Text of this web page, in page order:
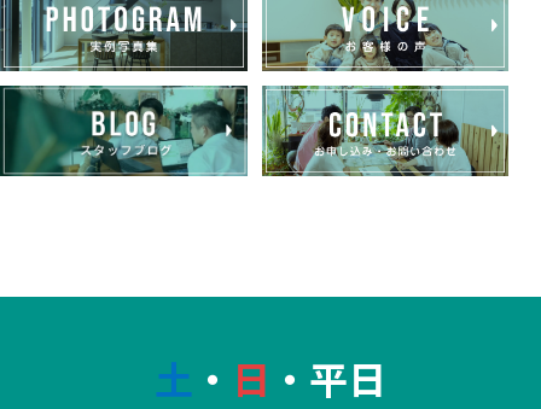
土 ・ 日 ・平日